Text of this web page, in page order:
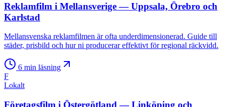
Reklamfilm i Mellansverige — Uppsala, Örebro och
Karlstad
Mellansvenska reklamfilmen är ofta underdimensionerad. Guide till
städer, prisbild och hur ni producerar effektivt för regional räckvidd.
6 min läsning
F
Lokalt
Företagsfilm i Östergötland — Linköping och